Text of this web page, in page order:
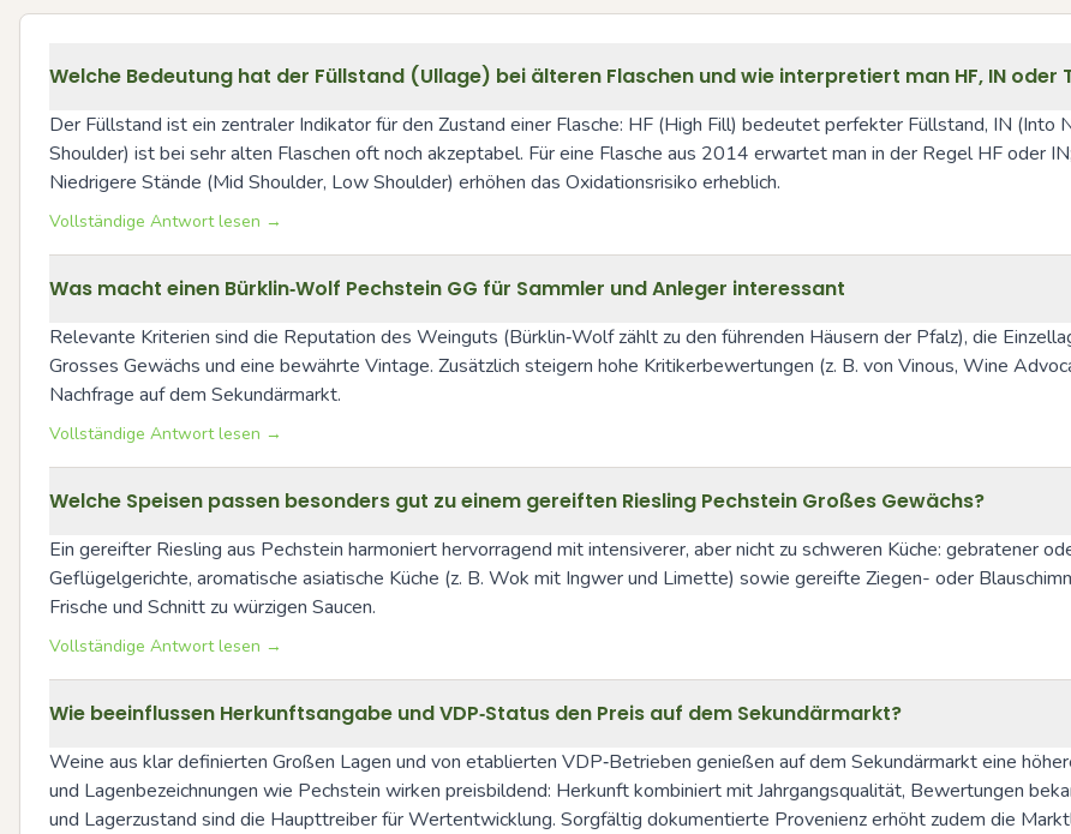
Welche Bedeutung hat der Füllstand (Ullage) bei älteren Flaschen und wie interpretiert man HF, IN oder
Der Füllstand ist ein zentraler Indikator für den Zustand einer Flasche: HF (High Fill) bedeutet perfekter Füllstand, IN (Into
Shoulder) ist bei sehr alten Flaschen oft noch akzeptabel. Für eine Flasche aus 2014 erwartet man in der Regel HF oder
Niedrigere Stände (Mid Shoulder, Low Shoulder) erhöhen das Oxidationsrisiko erheblich.
Vollständige Antwort lesen →
Was macht einen Bürklin‑Wolf Pechstein GG für Sammler und Anleger interessant
Relevante Kriterien sind die Reputation des Weinguts (Bürklin‑Wolf zählt zu den führenden Häusern der Pfalz), die
Grosses Gewächs und eine bewährte Vintage. Zusätzlich steigern hohe Kritikerbewertungen (z. B. von Vinous, Wine
Nachfrage auf dem Sekundärmarkt.
Vollständige Antwort lesen →
Welche Speisen passen besonders gut zu einem gereiften Riesling Pechstein Großes Gewächs?
Ein gereifter Riesling aus Pechstein harmoniert hervorragend mit intensiverer, aber nicht zu schweren Küche: gebratener
Geflügelgerichte, aromatische asiatische Küche (z. B. Wok mit Ingwer und Limette) sowie gereifte Ziegen- oder
Frische und Schnitt zu würzigen Saucen.
Vollständige Antwort lesen →
Wie beeinflussen Herkunftsangabe und VDP‑Status den Preis auf dem Sekundärmarkt?
Weine aus klar definierten Großen Lagen und von etablierten VDP‑Betrieben genießen auf dem Sekundärmarkt eine
und Lagenbezeichnungen wie Pechstein wirken preisbildend: Herkunft kombiniert mit Jahrgangsqualität, Bewertungen
und Lagerzustand sind die Haupttreiber für Wertentwicklung. Sorgfältig dokumentierte Provenienz erhöht zudem die